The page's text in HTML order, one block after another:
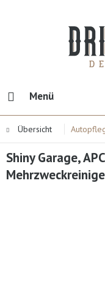
Menü
Übersicht
Shiny Garage,